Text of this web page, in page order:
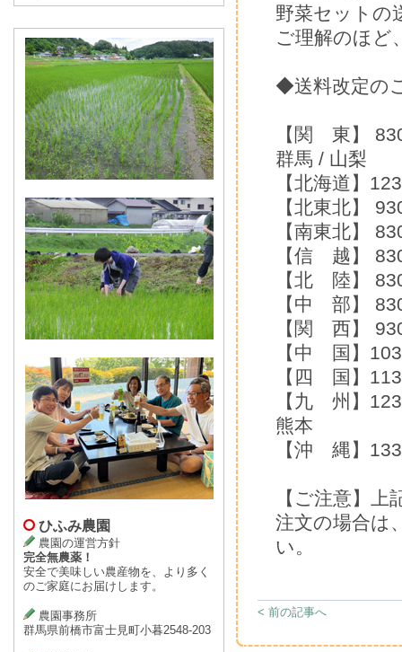
ひふみ農園
農園の運営方針
完全無農薬！
安全で美味しい農産物を、より多く
のご家庭にお届けします。
農園事務所
群馬県前橋市富士見町小暮2548-203
野菜セットの
ご理解のほど
◆送料改定の
【関 東】
群馬 / 山梨
【北海道】
【北東北】
【南東北】
【信 越】
【北 陸】
【中 部】
【関 西】
【中 国】
【四 国】
【九 州】
熊本
【沖 縄】
【ご注意】
注文の場合は
い。
< 前の記事へ